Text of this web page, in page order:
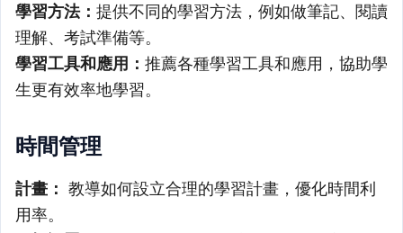
學習方法： 提供不同的學習方法，例如做筆記、閱讀
理解、考試準備等。
學習工具和應用： 推薦各種學習工具和應用，協助學
生更有效率地學習。
時間管理
計畫： 教導如何設立合理的學習計畫，優化時間利
用率。